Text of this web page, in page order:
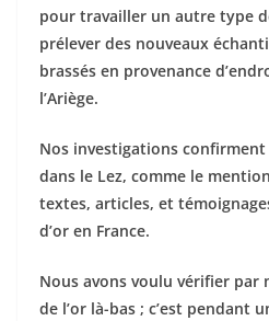
pour travailler un autre type
prélever des nouveaux
brassés en provenance
l’Ariège.
Nos investigations confirment
dans le Lez, comme le
textes, articles, et
d’or en France.
Nous avons voulu vérifier par
de l’or là-bas ; c’est pendant